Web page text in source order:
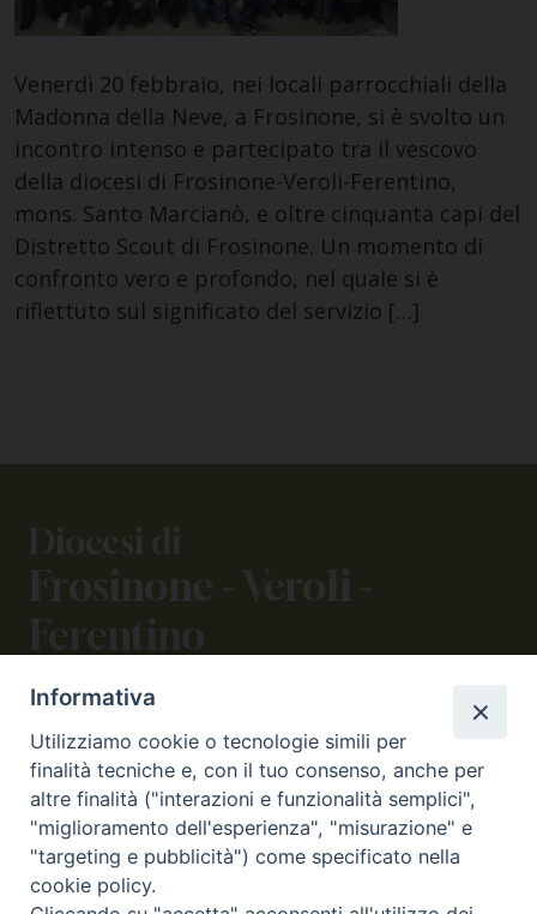
Venerdì 20 febbraio, nei locali parrocchiali della
Madonna della Neve, a Frosinone, si è svolto un
incontro intenso e partecipato tra il vescovo
della diocesi di Frosinone-Veroli-Ferentino,
mons. Santo Marcianò, e oltre cinquanta capi del
Distretto Scout di Frosinone. Un momento di
confronto vero e profondo, nel quale si è
riflettuto sul significato del servizio […]
Diocesi di
Frosinone - Veroli -
Ferentino
CONTATTI
viale Volsci 105 (ex via dei Monti Lepini)
03100 Frosinone (FR)
tel. 0775.290973 - 0775.290852
curia@diocesifrosinone.it
Informativa
Utilizziamo cookie o tecnologie simili per
finalità tecniche e, con il tuo consenso, anche per
altre finalità ("interazioni e funzionalità semplici",
"miglioramento dell'esperienza", "misurazione" e
"targeting e pubblicità") come specificato nella
cookie policy.